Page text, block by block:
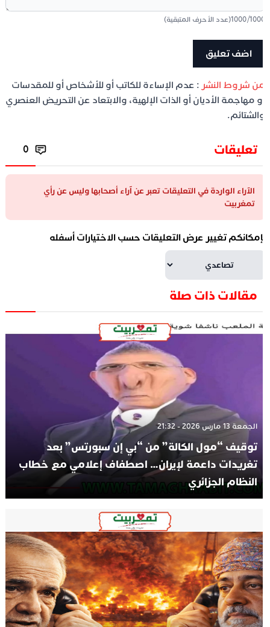
/
1000(عدد الأحرف المتبقية)
شروط النشر: عدم الإساءة للكاتب أو للأشخاص أو للمقدسات
مهاجمة الأديان أو الذات الإلهية، والابتعاد عن التحريض العنصري
تعليقات 0
الآراء الواردة في التعليقات تعبر عن آراء أصحابها وليس عن رأي
تمغربيت
تغيير عرض التعليقات حسب الاختيارات أسفله
مقالات ذات صلة
الجمعة 13 مارس 2026 - 21:32
توقيف “مول الكالة” من “بي إن سبورتس” بعد
تغريدات داعمة لإيران… اصطفاف إعلامي مع خطاب
النظام الجزائري